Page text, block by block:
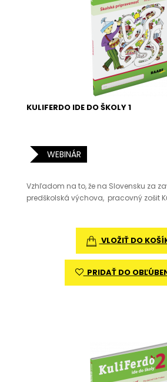
KULIFERDO IDE DO ŠKOLY 1
WEBINÁR
Vzhľadom na to, že na Slovensku za
predškolská výchova, pracovný zošit
VLOŽIŤ DO
PRIDAŤ DO